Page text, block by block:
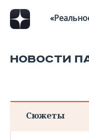
НОВОСТИ
Сюжеты